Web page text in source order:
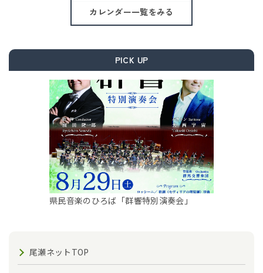
カレンダー一覧をみる
PICK UP
県民音楽のひろば「群響特別演奏会」
尾瀬ネットTOP